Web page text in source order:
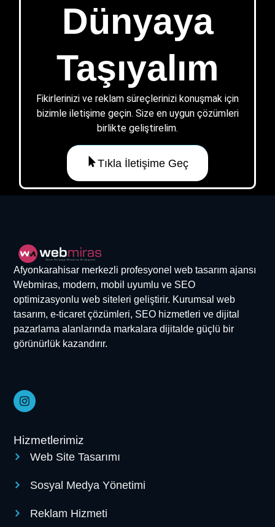
Dünyaya
Taşıyalım
Fikirlerinizi ve reklam süreçlerinizi konuşmak için
bizimle iletişime geçin. Size en uygun çözümleri
birlikte geliştirelim.
Tıkla İletişime Geç
Afyonkarahisar merkezli profesyonel web tasarım ajansı
Webmiras, modern, mobil uyumlu ve SEO
optimizasyonlu web siteleri geliştirir. Kurumsal web
tasarım, e-ticaret çözümleri, SEO hizmetleri ve dijital
pazarlama alanlarında markalara dijitalde güçlü bir
görünürlük kazandırır.
Hizmetlerimiz
Web Site Tasarımı
Sosyal Medya Yönetimi
Reklam Hizmeti